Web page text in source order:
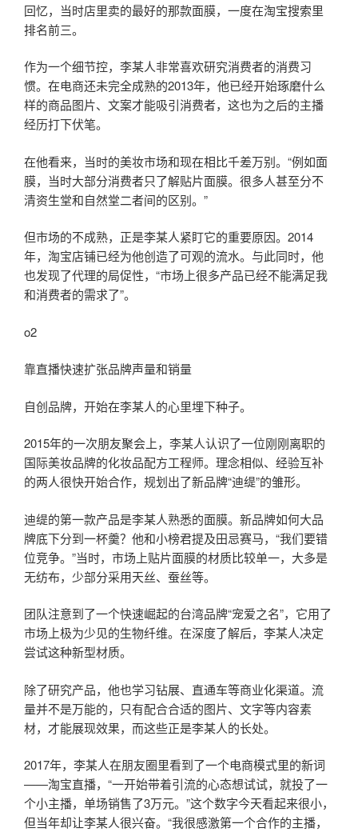
回忆，当时店里卖的最好的那款面膜，一度在淘宝搜索里
排名前三。
作为一个细节控，李某人非常喜欢研究消费者的消费习
惯。在电商还未完全成熟的2013年，他已经开始琢磨什么
样的商品图片、文案才能吸引消费者，这也为之后的主播
经历打下伏笔。
在他看来，当时的美妆市场和现在相比千差万别。“例如面
膜，当时大部分消费者只了解贴片面膜。很多人甚至分不
清资生堂和自然堂二者间的区别。”
但市场的不成熟，正是李某人紧盯它的重要原因。2014
年，淘宝店铺已经为他创造了可观的流水。与此同时，他
也发现了代理的局促性，“市场上很多产品已经不能满足我
和消费者的需求了”。
o2
靠直播快速扩张品牌声量和销量
自创品牌，开始在李某人的心里埋下种子。
2015年的一次朋友聚会上，李某人认识了一位刚刚离职的
国际美妆品牌的化妆品配方工程师。理念相似、经验互补
的两人很快开始合作，规划出了新品牌“迪缇”的雏形。
迪缇的第一款产品是李某人熟悉的面膜。新品牌如何大品
牌底下分到一杯羹？他和小榜君提及田忌赛马，“我们要错
位竞争。”当时，市场上贴片面膜的材质比较单一，大多是
无纺布，少部分采用天丝、蚕丝等。
团队注意到了一个快速崛起的台湾品牌“宠爱之名”，它用了
市场上极为少见的生物纤维。在深度了解后，李某人决定
尝试这种新型材质。
除了研究产品，他也学习钻展、直通车等商业化渠道。流
量并不是万能的，只有配合合适的图片、文字等内容素
材，才能展现效果，而这些正是李某人的长处。
2017年，李某人在朋友圈里看到了一个电商模式里的新词
——淘宝直播，“一开始带着引流的心态想试试，就投了一
个小主播，单场销售了3万元。”这个数字今天看起来很小，
但当年却让李某人很兴奋。“我很感激第一个合作的主播，